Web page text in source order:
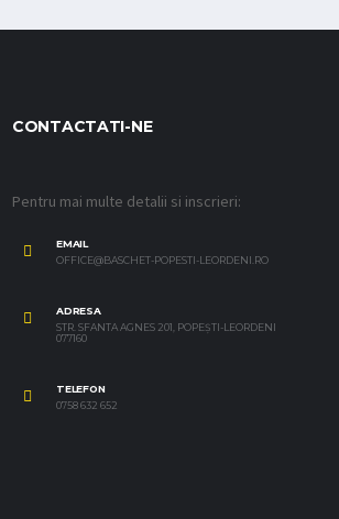
CONTACTATI-NE
Pentru mai multe detalii si inscrieri:
EMAIL
OFFICE@BASCHET-POPESTI-LEORDENI.RO
ADRESA
STR. SFANTA AGNES 201, POPEȘTI-LEORDENI
077160
TELEFON
0758 632 652